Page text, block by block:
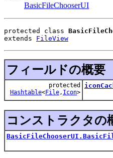
BasicFileChooserUI
protected class
extends FileView
フィールドの概要
protected
Hashtable<File, Icon>
コンストラクタの